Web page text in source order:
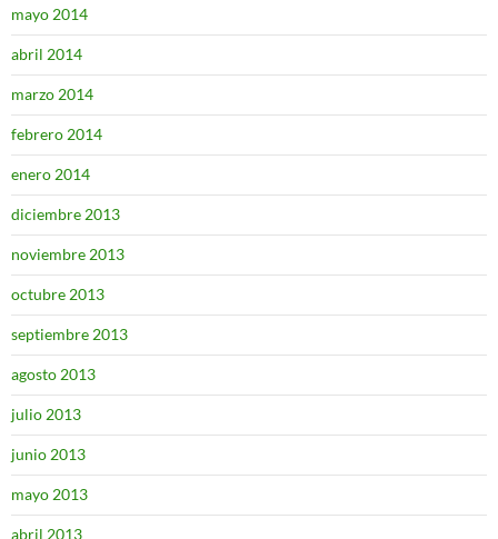
mayo 2014
abril 2014
marzo 2014
febrero 2014
enero 2014
diciembre 2013
noviembre 2013
octubre 2013
septiembre 2013
agosto 2013
julio 2013
junio 2013
mayo 2013
abril 2013